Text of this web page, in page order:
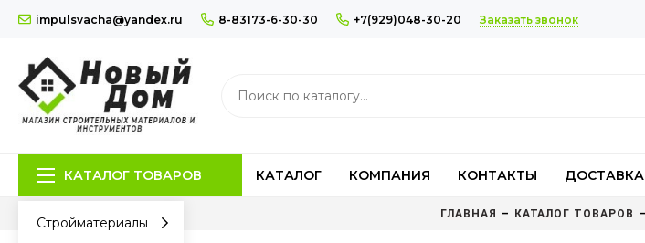
impulsvacha@yandex.ru 8-83173-6-30-30 +7(929)048-30-20 Заказать звонок
КАТАЛОГ ТОВАРОВ КАТАЛОГ КОМПАНИЯ КОНТАКТЫ ДОСТАВКА
ГЛАВНАЯ КАТАЛОГ ТОВАРОВ
Стройматериалы